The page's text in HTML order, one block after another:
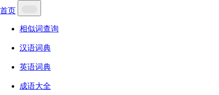
首页
相似词查询
汉语词典
英语词典
成语大全